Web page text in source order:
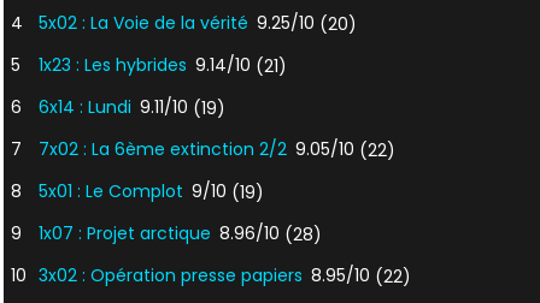
4
5x02 : La Voie de la vérité 9.25/10 (20)
5
1x23 : Les hybrides 9.14/10 (21)
6
6x14 : Lundi 9.11/10 (19)
7
7x02 : La 6ème extinction 2/2 9.05/10 (22)
8
5x01 : Le Complot 9/10 (19)
9
1x07 : Projet arctique 8.96/10 (28)
10 3x02 : Opération presse papiers 8.95/10 (22)